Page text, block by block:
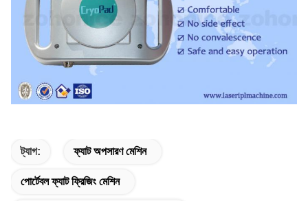
ট্যাগ: ফ্যাট অপসারণ মেশিন
পোর্টেবল ফ্যাট ফ্রিজিং মেশিন